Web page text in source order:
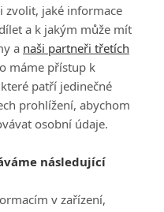
PŘIHLÁSIT
REGISTROVAT
mailserialy@fandimefilmu.cz
napište nám na e-mail
zvolit, jaké informace
a k jakým může mít
a naši partneři třetích
máme přístup k
patří jedinečné
prohlížení, abychom
osobní údaje.
následující
v zařízení,